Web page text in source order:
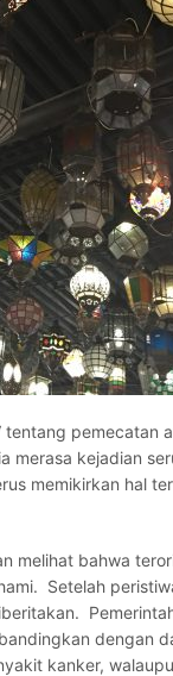
pemecatan
merasa kejadian
memikirkan hal
melihat bahwa
Setelah
dengan
kanker,